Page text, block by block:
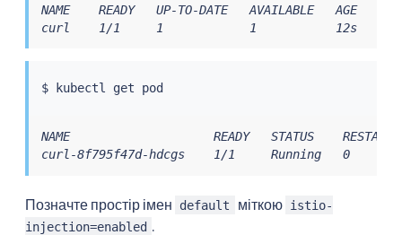
NAME    READY   UP-TO-DATE   AVAILABLE   AGE
curl    1/1     1            1           12s   curl
$ kubectl
NAME                    READY   STATUS    RESTARTS
curl-8f795f47d-hdcgs    1/1     Running   0
Позначте простір імен default міткою istio-
injection=enabled